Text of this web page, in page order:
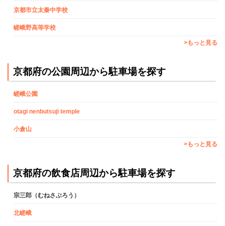
京都市立太秦中学校
嵯峨野高等学校
>もっと見る
京都府の公園周辺から駐車場を探す
嵯峨公園
otagi nenbutsuji temple
小倉山
>もっと見る
京都府の飲食店周辺から駐車場を探す
宗三郎（むねさぶろう）
北嵯峨